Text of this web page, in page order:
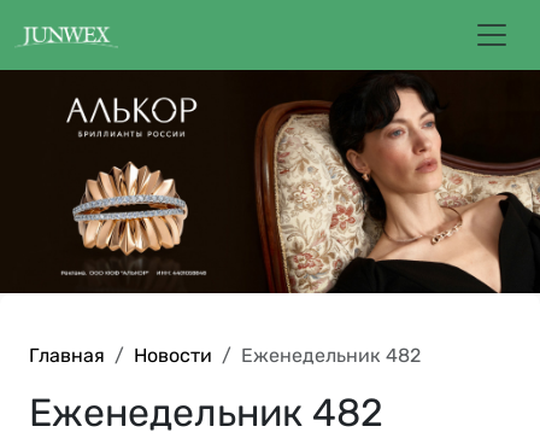
Главная Новости Еженедельник 482
Еженедельник 482